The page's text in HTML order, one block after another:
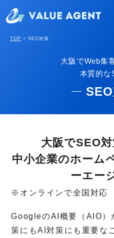
TOP > SEO対策
大阪でWeb集
本質的な
大阪でSEO
中小企業のホーム
ーエー
※オンラインで全国対応
GoogleのAI概要（AIO）
策にもAI対策にも重要な